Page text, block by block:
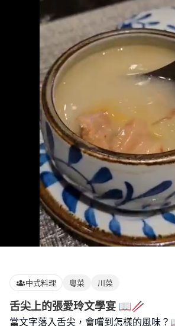
Loaded:
100.00%
中式料理 粵菜 川菜
舌尖上的張愛玲文學宴 📖🥢
當文字落入舌尖，會嚐到怎樣的風味